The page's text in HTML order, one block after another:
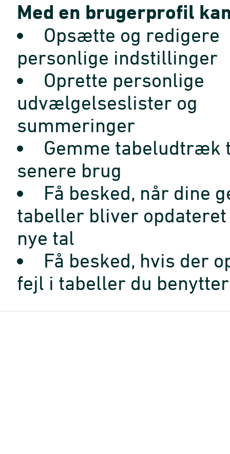
Med en brugerprofil
Opsætte og redigere
personlige indstillinger
Oprette personlige
udvælgelseslister og
summeringer
Gemme tabeludtræk
senere brug
Få besked, når dine
tabeller bliver opdateret
nye tal
Få besked, hvis der
fejl i tabeller du benytter